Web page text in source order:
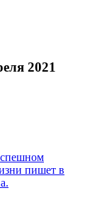
2021
пишет в